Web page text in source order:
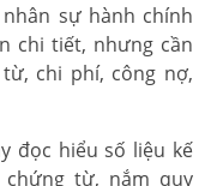
sự hành chính
chi tiết, nhưng cần
chi phí, công nợ,
đọc hiểu số liệu kế
từ, nắm quy